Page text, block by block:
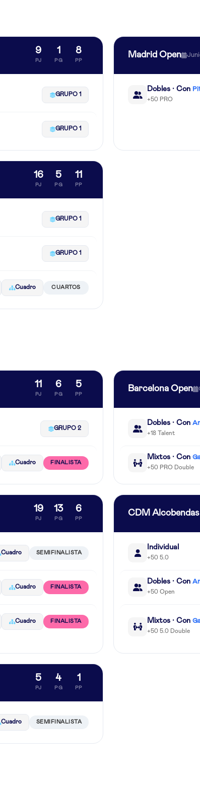
9
PJ
1
PG
8
PP
GRUPO 1
GRUPO 1
Madrid Open
Dobles · Con
+50 PRO
16
PJ
5
PG
11
PP
GRUPO 1
GRUPO 1
Cuadro CUARTOS
11
PJ
6
PG
5
PP
GRUPO 2
Cuadro FINALISTA
Barcelona Open
Dobles · Con
+18 Talent
Mixtos · Con
+50 PRO Double
19
PJ
13
PG
6
PP
Cuadro SEMIFINALISTA
Cuadro FINALISTA
Cuadro FINALISTA
CDM
Individual
+50 5.0
Dobles · Con
+50 Open
Mixtos · Con
+50 5.0 Double
5
PJ
4
PG
1
PP
Cuadro SEMIFINALISTA